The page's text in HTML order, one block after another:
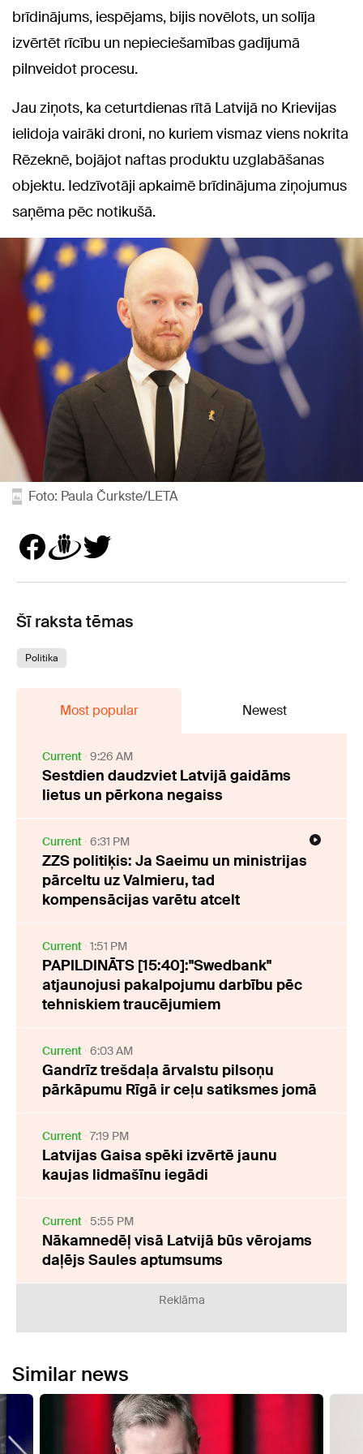
brīdinājums, iespējams, bijis novēlots, un solīja
izvērtēt rīcību un nepieciešamības gadījumā
pilnveidot procesu.
Jau ziņots, ka ceturtdienas rītā Latvijā no Krievijas
ielidoja vairāki droni, no kuriem vismaz viens nokrita
Rēzeknē, bojājot naftas produktu uzglabāšanas
objektu. Iedzīvotāji apkaimē brīdinājuma ziņojumus
saņēma pēc notikušā.
Foto: Paula Čurkste/LETA
Šī raksta tēmas
Politika
Most popular Newest
Current 9:26 AM
Sestdien daudzviet Latvijā gaidāms
lietus un pērkona negaiss
Current 6:31 PM
ZZS politiķis: Ja Saeimu un ministrijas
pārceltu uz Valmieru, tad
kompensācijas varētu atcelt
Current 1:51 PM
PAPILDINĀTS [15:40]:"Swedbank"
atjaunojusi pakalpojumu darbību pēc
tehniskiem traucējumiem
Current 6:03 AM
Gandrīz trešdaļa ārvalstu pilsoņu
pārkāpumu Rīgā ir ceļu satiksmes jomā
Current 7:19 PM
Latvijas Gaisa spēki izvērtē jaunu
kaujas lidmašīnu iegādi
Current 5:55 PM
Nākamnedēļ visā Latvijā būs vērojams
daļējs Saules aptumsums
Reklāma
Similar news